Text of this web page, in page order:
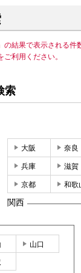
の結果で表示される
利用ください。
索
大阪 奈良
兵庫 滋賀
京都 和歌
関西
山口